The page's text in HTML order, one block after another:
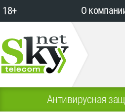
18+ О
Антивирусная